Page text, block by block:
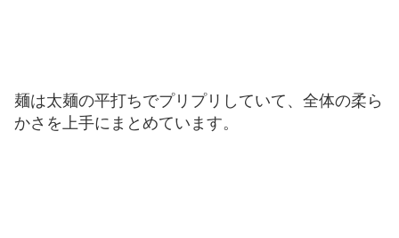
麺は太麺の平打ちでプリプリしていて、全体の柔ら
かさを上手にまとめています。